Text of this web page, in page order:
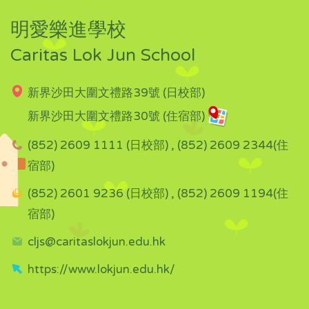
明愛樂進學校
Caritas Lok Jun School
新界沙田大圍文禮路39號 (日校部)
新界沙田大圍文禮路30號 (住宿部)
(852) 2609 1111 (日校部) , (852) 2609 2344(住
宿部)
(852) 2601 9236 (日校部) , (852) 2609 1194(住
宿部)
cljs@caritaslokjun.edu.hk
https://www.lokjun.edu.hk/